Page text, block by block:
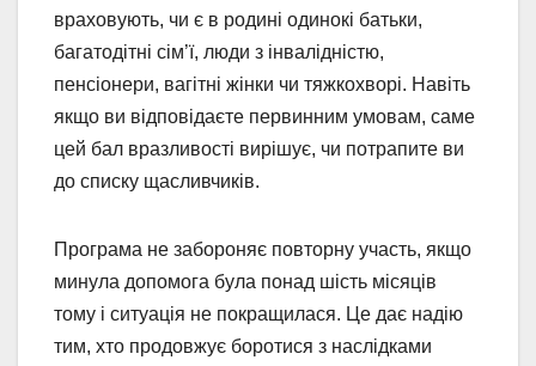
враховують, чи є в родині одинокі батьки,
багатодітні сім’ї, люди з інвалідністю,
пенсіонери, вагітні жінки чи тяжкохворі. Навіть
якщо ви відповідаєте первинним умовам, саме
цей бал вразливості вирішує, чи потрапите ви
до списку щасливчиків.
Програма не забороняє повторну участь, якщо
минула допомога була понад шість місяців
тому і ситуація не покращилася. Це дає надію
тим, хто продовжує боротися з наслідками